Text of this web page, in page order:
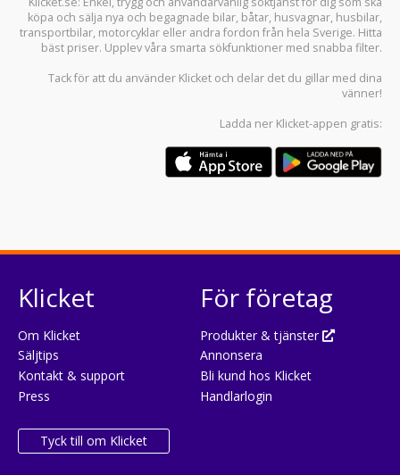
köpa och sälja nya och begagnade bilar, båtar, husvagnar, husbilar,
transportbilar, motorcyklar eller andra fordon från hela Sverige. Hitta
bäst priser. Upplev våra smarta sökfunktioner med snabba filter.
Tack för att du använder Klicket och delar det du gillar med dina
vänner!
Ladda ner Klicket-appen gratis:
Klicket
Om Klicket
Säljtips
Kontakt & support
Press
Tyck till om Klicket
För företag
Produkter & tjänster
Annonsera
Bli kund hos Klicket
Handlarlogin